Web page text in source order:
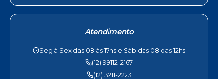
Atendimento
Seg à Sex das 08 às 17hs e Sáb das 08 das 12hs
(12) 99112-2167
(12) 3211-2223